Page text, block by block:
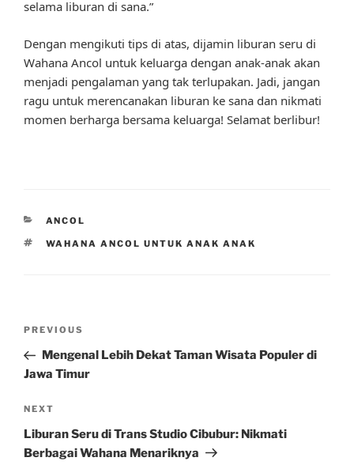
selama liburan di sana.”
Dengan mengikuti tips di atas, dijamin liburan seru di
Wahana Ancol untuk keluarga dengan anak-anak akan
menjadi pengalaman yang tak terlupakan. Jadi, jangan
ragu untuk merencanakan liburan ke sana dan nikmati
momen berharga bersama keluarga! Selamat berlibur!
CATEGORIES
ANCOL
TAGS
WAHANA ANCOL UNTUK ANAK ANAK
Previous
Post
PREVIOUS
Mengenal Lebih Dekat Taman Wisata Populer di
Jawa Timur
Next
Post
NEXT
Liburan Seru di Trans Studio Cibubur: Nikmati
Berbagai Wahana Menariknya